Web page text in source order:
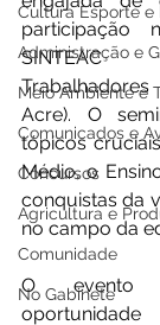
Cultura Esporte e
Administração e
Meio Ambiente e
Comunicados e
Concursos
Agricultura e
Comunidade
No Gabinete
participação
Acre). O
tópicos
Médio, o
conquistas da
no campo da
O evento